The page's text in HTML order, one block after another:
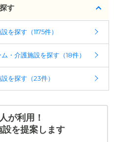
す
を探す（1175件）
・介護施設を探す（18件）
を探す（23件）
が利用！
設を提案します